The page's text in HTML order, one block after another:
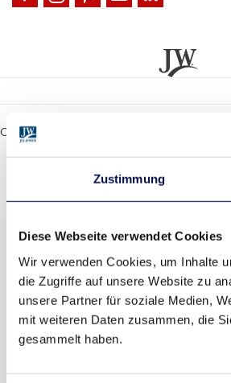
Zustimmung
Diese Webseite verwendet Cookies
Wir verwenden Cookies, um Inhalte
die Zugriffe auf unsere Website zu
unsere Partner für soziale Medien,
mit weiteren Daten zusammen, die
gesammelt haben.
Copyright JELD-WEN Türen GmbH 2026 | Alle